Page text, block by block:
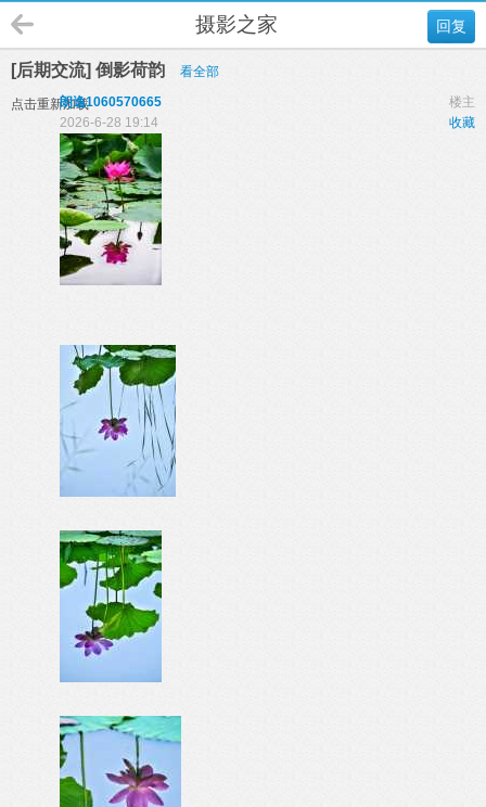
回复
摄影之家
[后期交流] 倒影荷韵 看全部
点击重新加载 楼主
朗逸1060570665
收藏
2026-6-28 19:14